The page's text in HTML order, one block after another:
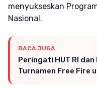
menyukseskan
Nasional.
BACA JUGA
Peringati HUT RI dan
Turnamen Free Fire